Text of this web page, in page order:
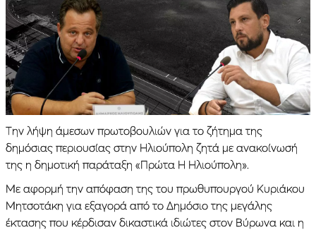
Την λήψη άμεσων πρωτοβουλιών για το ζήτημα της
δημόσιας περιουσίας στην Ηλιούπολη ζητά με ανακοίνωσή
της η δημοτική παράταξη «Πρώτα Η Ηλιούπολη».
Με αφορμή την απόφαση της του πρωθυπουργού Κυριάκου
Μητσοτάκη για εξαγορά από το Δημόσιο της μεγάλης
έκτασης που κέρδισαν δικαστικά ιδιώτες στον Βύρωνα και η